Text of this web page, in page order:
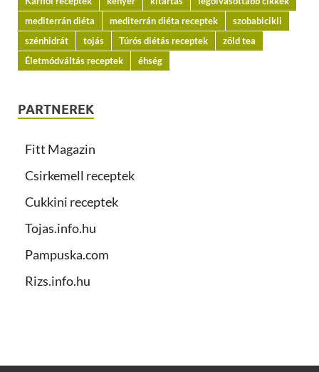
mediterrán diéta
mediterrán diéta receptek
szobabicikli
szénhidrát
tojás Túrós diétás receptek
zöld tea
Életmódváltás receptek
éhség
PARTNEREK
Fitt Magazin
Csirkemell receptek
Cukkini receptek
Tojas.info.hu
Pampuska.com
Rizs.info.hu